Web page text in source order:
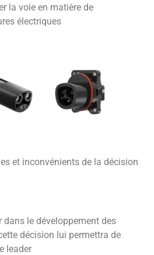
la voie en matière de
électriques
et inconvénients de la décision
dans le développement des
décision lui permettra de
leader